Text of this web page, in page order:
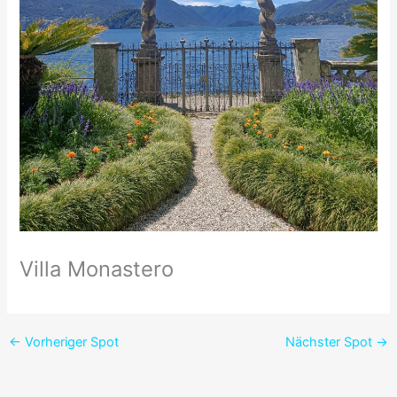
Villa Monastero
← Vorheriger Spot Nächster Spot →